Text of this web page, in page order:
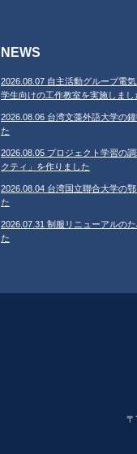
NEWS
2026.08.07 自主活動グループ電
学生向けの工作教室を実施しまし
2026.08.06 台湾文藻外語大学の
た
2026.08.05 プロジェクト学習の
クティ」を作りました
2026.08.04 台湾国立聯合大学の
た
2026.07.31 制服リニューアルの
た